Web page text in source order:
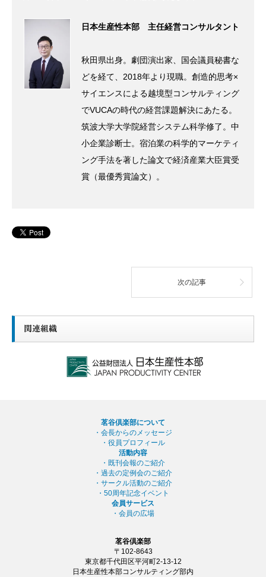
日本生産性本部 主任経営コンサルタント
秋田県出身。劇団演出家、国会議員秘書な
どを経て、2018年より現職。創造的思考×
サイエンスによる越境型コンサルティング
でVUCAの時代の経営課題解決にあたる。
筑波大学大学院経営システム科学修了。中
小企業診断士。宿泊業の科学的マーケティ
ング手法を著した論文で経済産業大臣賞受
賞（最優秀賞論文）。
次の記事
関連組織
茗谷倶楽部について
・会長からのメッセージ
・役員プロフィール
活動内容
・既刊会報のご紹介
・過去の定例会のご紹介
・サークル活動のご紹介
・50周年記念イベント
会員サービス
・会員の広場
茗谷倶楽部
〒102-8643
東京都千代田区平河町2-13-12
日本生産性本部コンサルティング部内